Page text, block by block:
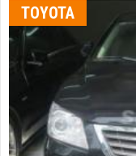
TOYOTA